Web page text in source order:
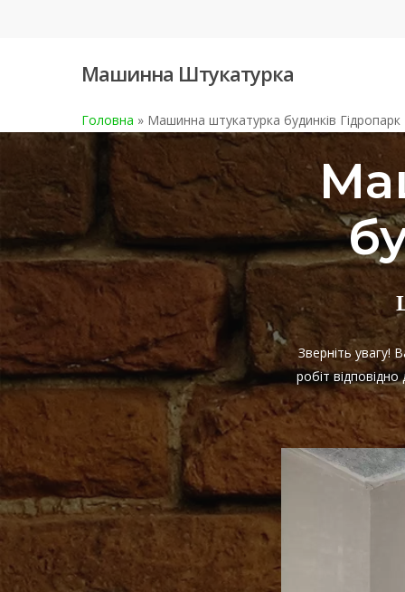
Машинна Штукатурка
Головна » Машинна штукатурка будинків Гідропарк
Зверніть увагу!
робіт